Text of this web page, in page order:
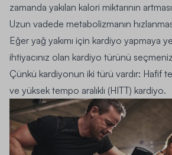
zamanda yakılan kalori miktarının
Uzun vadede metabolizmanın
Eğer yağ yakımı için kardiyo yapmaya
ihtiyacınız olan kardiyo türünü
Çünkü kardiyonun iki türü vardır: Hafif
ve yüksek tempo aralıklı (HITT) kardiyo.